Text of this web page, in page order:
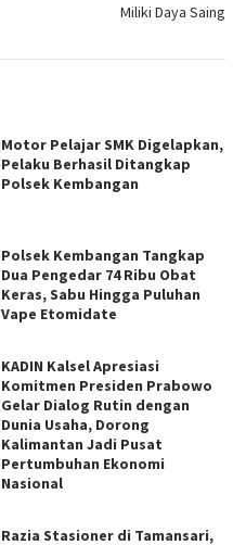
Miliki Daya Saing
Motor Pelajar SMK Digelapkan,
Pelaku Berhasil Ditangkap
Polsek Kembangan
Polsek Kembangan Tangkap
Dua Pengedar 74 Ribu Obat
Keras, Sabu Hingga Puluhan
Vape Etomidate
KADIN Kalsel Apresiasi
Komitmen Presiden Prabowo
Gelar Dialog Rutin dengan
Dunia Usaha, Dorong
Kalimantan Jadi Pusat
Pertumbuhan Ekonomi
Nasional
Razia Stasioner di Tamansari,